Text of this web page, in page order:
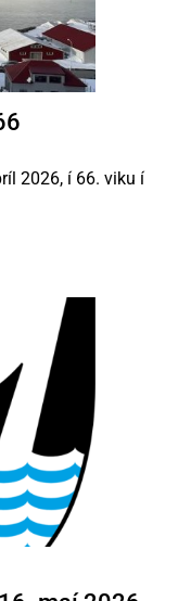
2026, í 66. viku í
Í